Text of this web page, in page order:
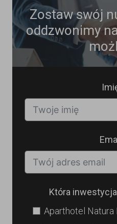
Zostaw swój
oddzwonimy
Która
Aparthotel